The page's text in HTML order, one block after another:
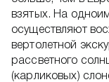
взятых. На
осуществляют
вертолетной
рассветного
(карликовых)